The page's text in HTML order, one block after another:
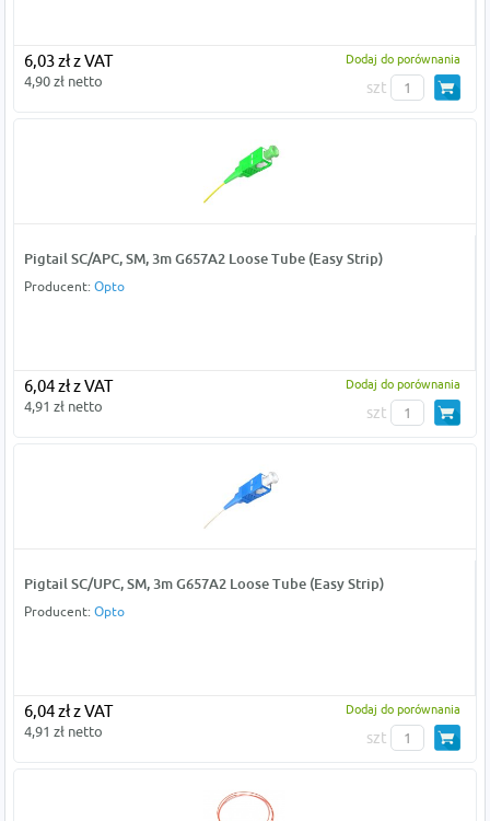
6,03 zł z VAT
4,90 zł netto
Dodaj do porównania
szt
Pigtail SC/APC, SM, 3m G657A2 Loose Tube (Easy Strip)
Producent: Opto
6,04 zł z VAT
4,91 zł netto
Dodaj do porównania
szt
Pigtail SC/UPC, SM, 3m G657A2 Loose Tube (Easy Strip)
Producent: Opto
6,04 zł z VAT
4,91 zł netto
Dodaj do porównania
szt